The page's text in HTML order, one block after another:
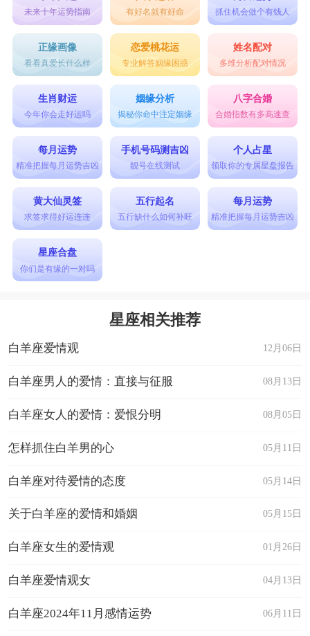
未来十年运势指南 有好名就有好命 抓住机会做个有钱人
正缘画像
看看真爱长什么样
恋爱桃花运
专业解答姻缘困惑
姓名配对
多维分析配对情况
生肖财运
今年你会走好运吗
姻缘分析
揭秘你命中注定姻缘
八字合婚
合婚指数有多高速查
每月运势
精准把握每月运势吉凶
手机号码测吉凶
靓号在线测试
个人占星
领取你的专属星盘报告
黄大仙灵签
求签求得好运连连
五行起名
五行缺什么如何补旺
每月运势
精准把握每月运势吉凶
星座合盘
你们是有缘的一对吗
星座相关推荐
12月06日
白羊座爱情观
08月13日
白羊座男人的爱情：直接与征服
08月05日
白羊座女人的爱情：爱恨分明
05月11日
怎样抓住白羊男的心
05月14日
白羊座对待爱情的态度
05月15日
关于白羊座的爱情和婚姻
01月26日
白羊座女生的爱情观
04月13日
白羊座爱情观女
06月11日
白羊座2024年11月感情运势